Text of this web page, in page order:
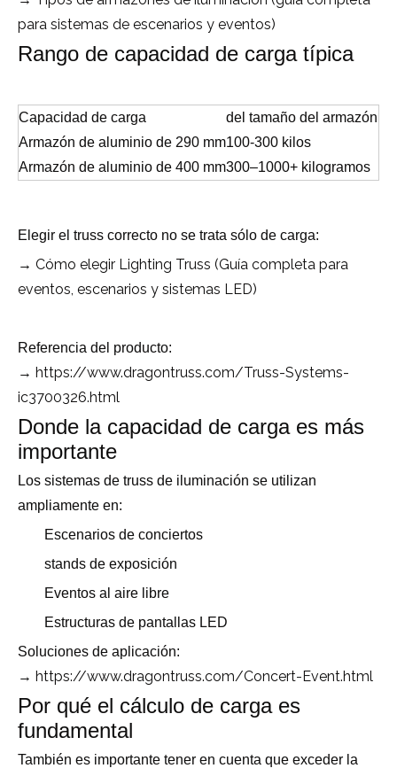
para sistemas de escenarios y eventos)
Rango de capacidad de carga típica
Capacidad de carga
del tamaño del armazón
Armazón de aluminio de 290 mm100-300 kilos
Armazón de aluminio de 400 mm300–1000+ kilogramos
Elegir el truss correcto no se trata sólo de carga:
→ Cómo elegir Lighting Truss (Guía completa para
eventos, escenarios y sistemas LED)
Referencia del producto:
→ https://www.dragontruss.com/Truss-Systems-
ic3700326.html
Donde la capacidad de carga es más
importante
Los sistemas de truss de iluminación se utilizan
ampliamente en:
Escenarios de conciertos
stands de exposición
Eventos al aire libre
Estructuras de pantallas LED
Soluciones de aplicación:
→ https://www.dragontruss.com/Concert-Event.html
Por qué el cálculo de carga es
fundamental
También es importante tener en cuenta que exceder la